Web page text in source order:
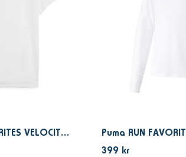
Puma RUN FAVORITES VELOCITY TEE W White
399 kr